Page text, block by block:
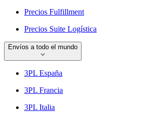
Precios Fulfillment
Precios Suite Logística
Envíos a todo el mundo
3PL España
3PL Francia
3PL Italia